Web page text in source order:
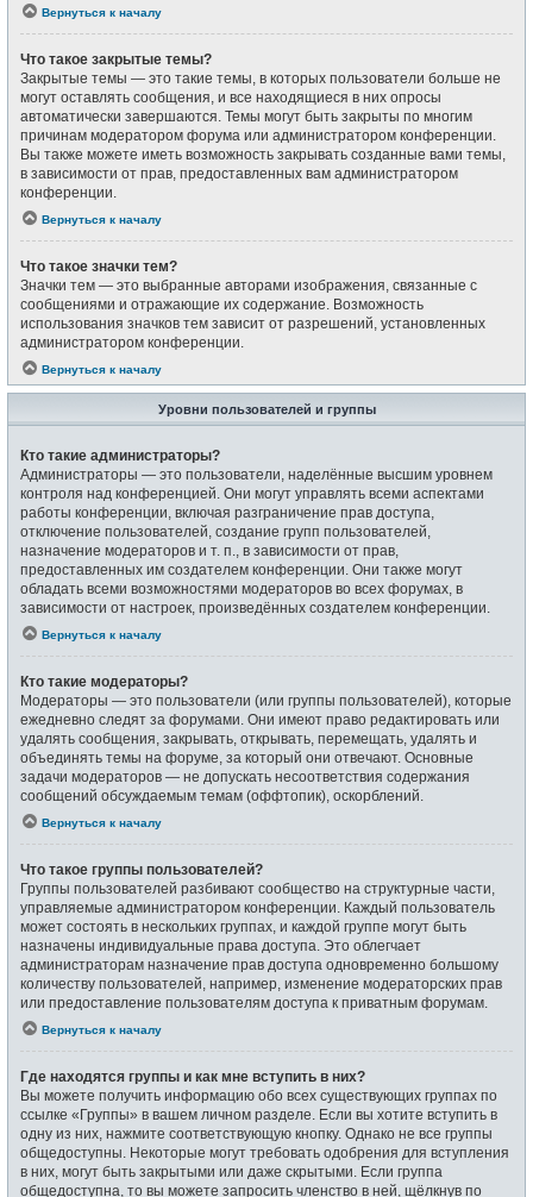
Вернуться к началу
Что такое закрытые темы?
Закрытые темы — это такие темы, в которых пользователи больше не
могут оставлять сообщения, и все находящиеся в них опросы
автоматически завершаются. Темы могут быть закрыты по многим
причинам модератором форума или администратором конференции.
Вы также можете иметь возможность закрывать созданные вами темы,
в зависимости от прав, предоставленных вам администратором
конференции.
Вернуться к началу
Что такое значки тем?
Значки тем — это выбранные авторами изображения, связанные с
сообщениями и отражающие их содержание. Возможность
использования значков тем зависит от разрешений, установленных
администратором конференции.
Вернуться к началу
Уровни пользователей и группы
Кто такие администраторы?
Администраторы — это пользователи, наделённые высшим уровнем
контроля над конференцией. Они могут управлять всеми аспектами
работы конференции, включая разграничение прав доступа,
отключение пользователей, создание групп пользователей,
назначение модераторов и т. п., в зависимости от прав,
предоставленных им создателем конференции. Они также могут
обладать всеми возможностями модераторов во всех форумах, в
зависимости от настроек, произведённых создателем конференции.
Вернуться к началу
Кто такие модераторы?
Модераторы — это пользователи (или группы пользователей), которые
ежедневно следят за форумами. Они имеют право редактировать или
удалять сообщения, закрывать, открывать, перемещать, удалять и
объединять темы на форуме, за который они отвечают. Основные
задачи модераторов — не допускать несоответствия содержания
сообщений обсуждаемым темам (оффтопик), оскорблений.
Вернуться к началу
Что такое группы пользователей?
Группы пользователей разбивают сообщество на структурные части,
управляемые администратором конференции. Каждый пользователь
может состоять в нескольких группах, и каждой группе могут быть
назначены индивидуальные права доступа. Это облегчает
администраторам назначение прав доступа одновременно большому
количеству пользователей, например, изменение модераторских прав
или предоставление пользователям доступа к приватным форумам.
Вернуться к началу
Где находятся группы и как мне вступить в них?
Вы можете получить информацию обо всех существующих группах по
ссылке «Группы» в вашем личном разделе. Если вы хотите вступить в
одну из них, нажмите соответствующую кнопку. Однако не все группы
общедоступны. Некоторые могут требовать одобрения для вступления
в них, могут быть закрытыми или даже скрытыми. Если группа
общедоступна, то вы можете запросить членство в ней, щёлкнув по